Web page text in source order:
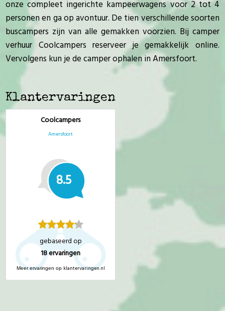
onze compleet ingerichte kampeerwagens voor 2 tot 4
personen en ga op avontuur. De tien verschillende soorten
buscampers zijn van alle gemakken voorzien. Bij camper
verhuur Coolcampers reserveer je gemakkelijk online.
Vervolgens kun je de camper ophalen in Amersfoort.
Klantervaringen
Coolcampers
Amersfoort
8.5
gebaseerd op
18ervaringen
Meer ervaringen op klantervaringen.nl